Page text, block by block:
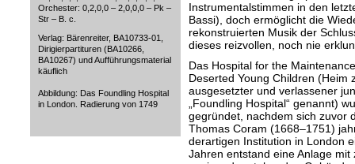
Orchester: 0,2,0,0 – 2,0,0,0 – Pk –
Str – B. c.
Verlag: Bärenreiter, BA10733-01,
Dirigierpartituren (BA10266,
BA10267) und Aufführungsmaterial
käuflich
Abbildung: Das Foundling Hospital
in London. Radierung von 1749
Instrumentalstimmen in den
Bassi), doch ermöglicht die
rekonstruierten Musik der
dieses reizvollen, noch nie
Das Hospital for the
Deserted Young Children (Heim
ausgesetzter und verlassener
„Foundling Hospital“ genannt)
gegründet, nachdem sich zuvor
Thomas Coram (1668–1751)
derartigen Institution in London
Jahren entstand eine Anlage